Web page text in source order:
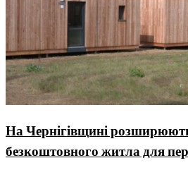
На Чернігівщині
безкоштовного житла для